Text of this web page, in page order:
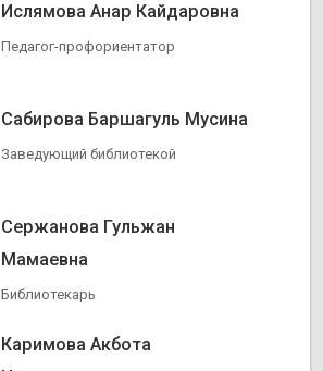
Ислямова Анар Кайдаровна
Педагог-профориентатор
Сабирова Баршагуль Мусина
Заведующий библиотекой
Сержанова Гульжан
Мамаевна
Библиотекарь
Каримова Акбота